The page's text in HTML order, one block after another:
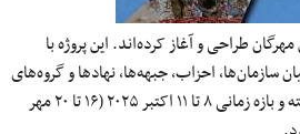
طراحی و آغاز کرده‌اند. این پروژه با
سازمان‌ها، احزاب، جبهه‌ها، نهادها و گروه‌های
هم‌سو در سراسر جهان شکل گرفته و بازه زمانی ۸ تا ۱۱ اکتبر ۲۰۲۵ (۱۶ تا ۲۰ مهر